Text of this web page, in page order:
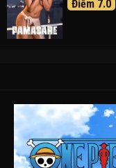
Điểm 7.0